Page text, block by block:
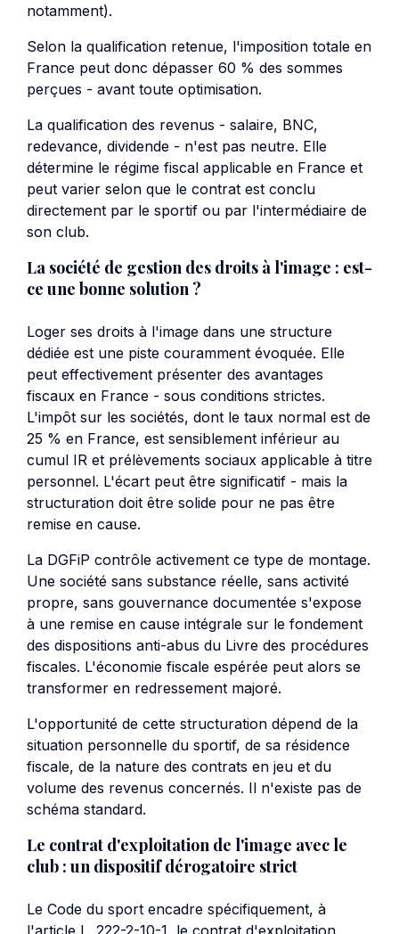
notamment).
Selon la qualification retenue, l'imposition totale en
France peut donc dépasser 60 % des sommes
perçues - avant toute optimisation.
La qualification des revenus - salaire, BNC,
redevance, dividende - n'est pas neutre. Elle
détermine le régime fiscal applicable en France et
peut varier selon que le contrat est conclu
directement par le sportif ou par l'intermédiaire de
son club.
La société de gestion des droits à l'image : est-
ce une bonne solution ?
Loger ses droits à l'image dans une structure
dédiée est une piste couramment évoquée. Elle
peut effectivement présenter des avantages
fiscaux en France - sous conditions strictes.
L'impôt sur les sociétés, dont le taux normal est de
25 % en France, est sensiblement inférieur au
cumul IR et prélèvements sociaux applicable à titre
personnel. L'écart peut être significatif - mais la
structuration doit être solide pour ne pas être
remise en cause.
La DGFiP contrôle activement ce type de montage.
Une société sans substance réelle, sans activité
propre, sans gouvernance documentée s'expose
à une remise en cause intégrale sur le fondement
des dispositions anti-abus du Livre des procédures
fiscales. L'économie fiscale espérée peut alors se
transformer en redressement majoré.
L'opportunité de cette structuration dépend de la
situation personnelle du sportif, de sa résidence
fiscale, de la nature des contrats en jeu et du
volume des revenus concernés. Il n'existe pas de
schéma standard.
Le contrat d'exploitation de l'image avec le
club : un dispositif dérogatoire strict
Le Code du sport encadre spécifiquement, à
l'article L. 222-2-10-1, le contrat d'exploitation